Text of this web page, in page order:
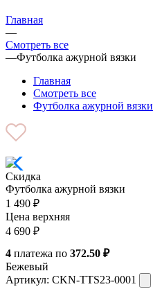
Главная
—
Смотреть все
—Футболка ажурной вязки
Главная
Смотреть все
Футболка ажурной вязки
Скидка
Футболка ажурной вязки
1 490 ₽
Цена верхняя
4 690 ₽
4 платежа по 372.50 ₽
Бежевый
Артикул: CKN-TTS23-0001